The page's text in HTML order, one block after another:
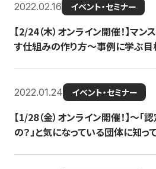
2022.02.16 イベント・セミナー
【2/24（木）オンライン開催！】マ
す仕組みの作り方〜事例に学ぶ
2022.01.24 イベント・セミナー
【1/28（金）オンライン開催！】〜
の？」と気になっている団体に知っ